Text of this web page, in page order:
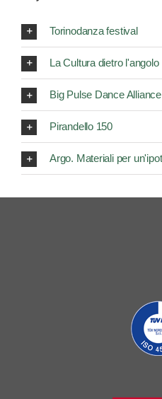
Projects
Torinodanza festival
La Cultura dietro l'angolo
Big Pulse Dance Alliance
Pirandello 150